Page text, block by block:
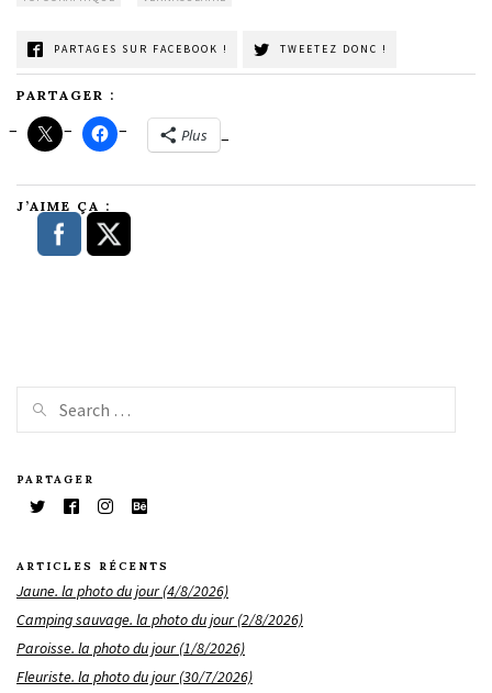
PARTAGES SUR FACEBOOK ! TWEETEZ DONC !
PARTAGER :
Plus
J’AIME ÇA :
PARTAGER
ARTICLES RÉCENTS
Jaune. la photo du jour (4/8/2026)
Camping sauvage. la photo du jour (2/8/2026)
Paroisse. la photo du jour (1/8/2026)
Fleuriste. la photo du jour (30/7/2026)